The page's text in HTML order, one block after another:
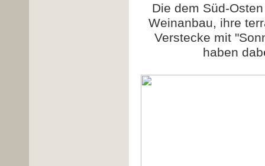
Die dem Süd-
Weinanbau, ihre
Verstecke mit
haben